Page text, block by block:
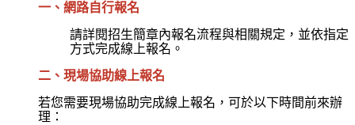
一、網路自行報名
請詳閱招生簡章內報名流程與相關規定，並依指定
方式完成線上報名。
二、現場協助線上報名
若您需要現場協助完成線上報名，可於以下時間前來辦
理：